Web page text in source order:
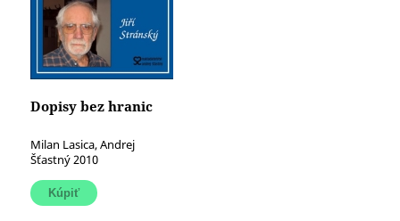
Dopisy bez hranic
Milan Lasica, Andrej
Šťastný 2010